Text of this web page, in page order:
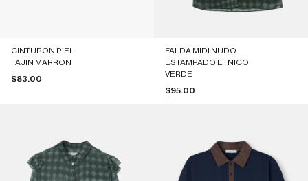
CINTURON PIEL
FAJIN MARRON
Precio de oferta
$83.00
FALDA MIDI NUDO
ESTAMPADO ETNICO
VERDE
Precio de oferta
$95.00